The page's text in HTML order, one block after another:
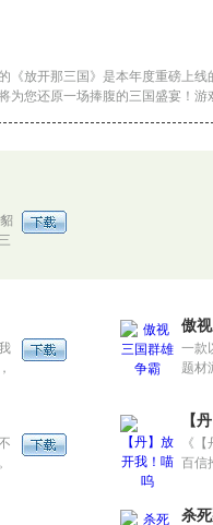
《放开那三国》是本年度重磅上线
为您还原一场捧腹的三国盛宴！游
傲
一款
题材
行
贯
沙场
【
《
百信
杀